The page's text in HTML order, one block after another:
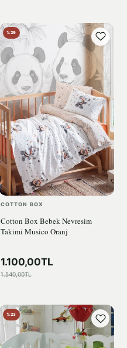
%29
COTTON BOX
Cotton Box Bebek Nevresim
Takimi Musico Oranj
1.100,00TL
1.540,00TL
%23